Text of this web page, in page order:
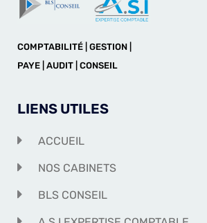
COMPTABILITÉ | GESTION |
PAYE | AUDIT | CONSEIL
LIENS UTILES
ACCUEIL
NOS CABINETS
BLS CONSEIL